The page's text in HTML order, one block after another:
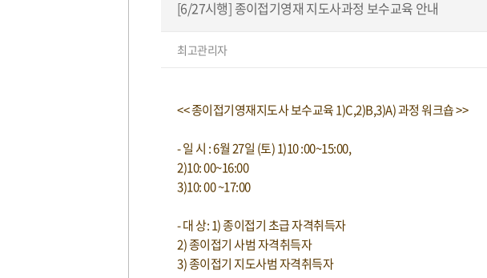
[6/27시행] 종이접기영재 지도사과정 보수교육 안내
페
이
글
쓴
최고관리자
본
문
<< 종이접기영재지도사 보수교육 1)C,2)B,3)A) 과정 워크숍 >>
- 일 시 : 6월 27일 (토) 1)10 :00~15:00,
2)10: 00~16:00
3)10: 00 ~17:00
- 대 상: 1) 종이접기 초급 자격취득자
2) 종이접기 사범 자격취득자
3) 종이접기 지도사범 자격취득자